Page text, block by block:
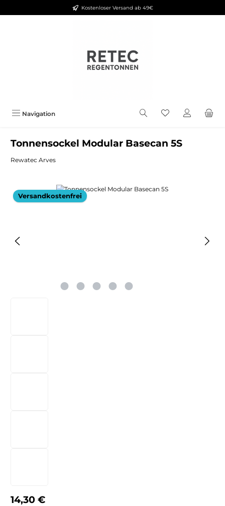
Zum Hauptinhalt springenKostenloser Versand ab 49€
Navigation
Tonnensockel Modular Basecan 5S
Rewatec Arves
Bildergalerie überspringen
Versandkostenfrei
Regulärer Preis:
14,30 €